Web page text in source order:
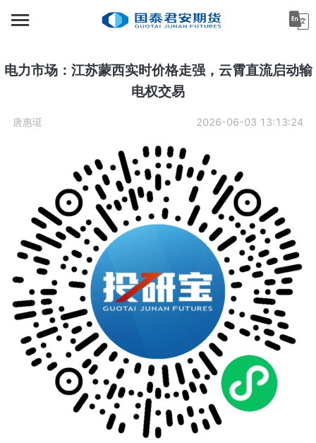
首页
资讯中心
产业服务
投资者教育
关于公司
电力市场：江苏蒙西实时价格走强，云霄直流启动输
电权交易
唐惠珽 2026-06-03 13:13:24